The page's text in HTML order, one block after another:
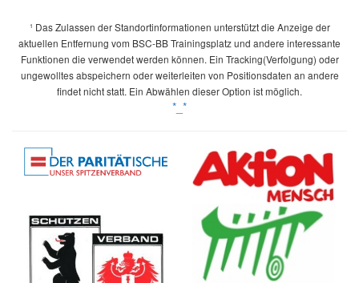
¹ Das Zulassen der Standortinformationen unterstützt die Anzeige der
aktuellen Entfernung vom BSC-BB Trainingsplatz und andere interessante
Funktionen die verwendet werden können. Ein Tracking(Verfolgung) oder
ungewolltes abspeichern oder weiterleiten von Positionsdaten an andere
findet nicht statt. Ein Abwählen dieser Option ist möglich.
*_*